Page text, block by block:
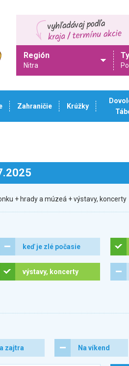
Región
Nitra
Zahraničie Krúžky
+ hrady a múzeá + výstavy, koncerty
keď je zlé počasie
výstavy, koncerty
zajtra Na víkend